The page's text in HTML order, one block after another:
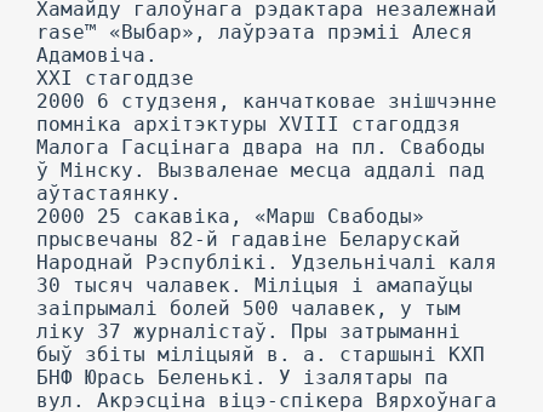
Хамайду галоўнага рэдактара незалежнай
ra­se™ «Выбар», лаўрэата прэміі Алеся
Адамовіча.
XXI стагоддзе
2000 6 студзеня, канчатковае знішчэнне
помніка архітэктуры XVIII стагоддзя
Малога Гасцінага двара на пл. Свабоды
ў Мінску. Вызваленае месца аддалі пад
аўтастаянку.
2000 25 сакавіка, «Марш Свабоды»
прысвечаны 82-й гадавіне Беларускай
Народнай Рэспублікі. Удзельнічалі каля
30 тысяч чалавек. Міліцыя і амапаўцы
заіпрымалі болей 500 чалавек, у тым
ліку 37 журналістаў. Пры затрыманні
быў збіты міліцыяй в. а. старшыні КХП
БНФ Юрась Беленькі. У ізалятары па
вул. Акрэсціна віцэ-спікера Вярхоўнага